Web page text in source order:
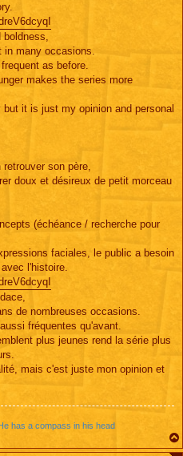
boldness,
in many occasions.
as before.
makes the series more
but it is just my opinion and personal
son père,
doux et désireux de petit morceau
(échéance / recherche pour
faciales, le public a besoin
l'histoire.
de nombreuses occasions.
fréquentes qu'avant.
plus jeunes rend la série plus
mais c'est juste mon opinion et
has a compass in his head